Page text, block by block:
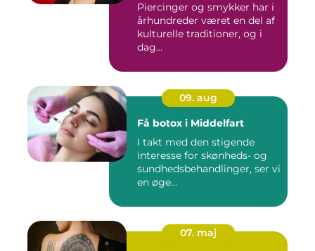
Piercinger og smykker har i
århundreder været en del af
kulturelle traditioner, og i
dag...
09. aug
Få botox i Middelfart
I takt med den stigende
interesse for skønheds- og
sundhedsbehandlinger, ser vi
en øge...
07. maj